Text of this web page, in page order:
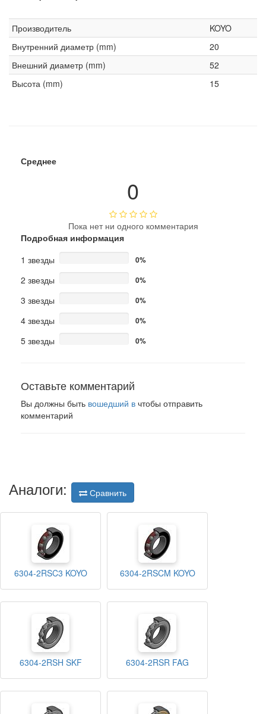
Производитель
KOYO
Внутренний диаметр (mm)
20
Внешний диаметр (mm)
52
Высота (mm)
15
Среднее
0
Пока нет ни одного комментария
Подробная информация
1 звезды
0%
2 звезды 0%
3 звезды 0%
4 звезды 0%
5 звезды 0%
Оставьте комментарий
Вы должны быть вошедший в чтобы отправить
комментарий
Аналоги: Сравнить
6304-2RSC3 KOYO 6304-2RSCM KOYO
6304-2RSH SKF 6304-2RSR FAG